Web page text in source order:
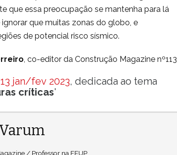
que essa preocupação se mantenha para lá
que muitas zonas do globo, e
de potencial risco sísmico.
, co-editor da Construção Magazine nº113
jan/fev 2023, dedicada ao tema
críticas'
/ Professor na FEUP